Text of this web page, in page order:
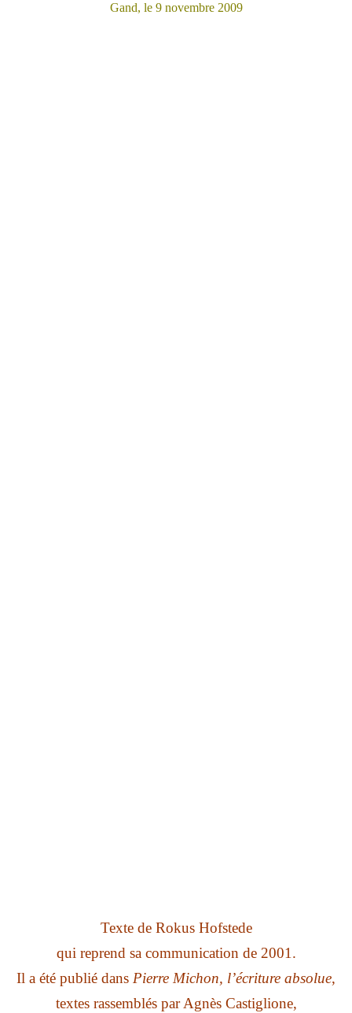
Gand, le 9 novembre 2009
Texte de Rokus Hofstede
qui reprend sa communication de 2001.
Il a été publié dans Pierre Michon, l’écriture absolue,
textes rassemblés par Agnès Castiglione,